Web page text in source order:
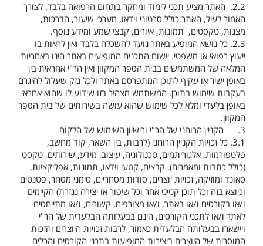
2.2.
האתר מציע תכני לימוד ומחקר בתחום הרפואה בלבד. לצורך
האמור לעיל, האתר כולל סרטוני וידאו, מערכי שיעור, הדרכות,
מצגות, טקסטים, תמונות, איורים, קבצי שמע ומידע נוסף.
2.3. כל נושא המופיע באתר נועד להשכלה בלבד ואין לראות בו
ייעוץ רפואי או משפטי. יישום התכנים המופיעים באתר הינו באחריות
המלאה של המשתמשים בבית הספר המקוון ואין הר"י אחראית בין
באופן ישיר או עקיף לתוכן המתפרסם באתר ולכל נזק שעלול להיגרם
בעקבות שימוש בתוכן. המשתמש מצהיר בזו שידוע לו שהוא אחראי
באופן בלעדי ומלא לכל שימוש שהוא עושה בשירותים של בית הספר
המקוון.
3.
הקניין הרוחני של הר"י ורישיון השימוש של הלקוח
3.1. כל זכויות הקניין הרוחני (לרבות, בין השאר, קוד מחשב,
פלטפורמות, אלגוריתמים, טכנולוגיה, עיצוב, מידע, שירותים, טקסט
(כולל כתבות ומאמרים), קבצים, קטעי וידאו, תמונות, אפליקציות,
סאונד ומוזיקה, זכויות יוצרים, סודות מסחריים, סימני מסחר, פטנטים
וכיוצא בזה וכל תוכן קנייני אחר וכל שיפור או יצירה נגזרת) הקיימים
ו/או בקורסים ו/או באתר, ו/או מצורפים, קשורים, ו/או מתייחסים
לאתר ו/או לתכני הקורסים, הינם בבעלותה הבלעדית של הר"י
ויישארו בבעלותה הבלעדית כאמור, לרבות זכויות היוצרים והזכות
המוסרית של היוצרים ביצירות המופיעות בתכני הקורסים והכלים